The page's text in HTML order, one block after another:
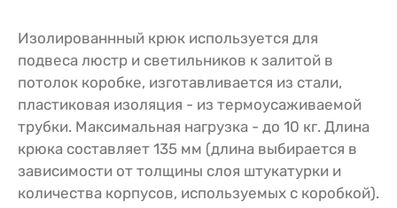
Изолированнный крюк используется для
подвеса люстр и светильников к залитой в
потолок коробке, изготавливается из стали,
пластиковая изоляция - из термоусаживаемой
трубки. Максимальная нагрузка - до 10 кг. Длина
крюка составляет 135 мм (длина выбирается в
зависимости от толщины слоя штукатурки и
количества корпусов, используемых с коробкой).